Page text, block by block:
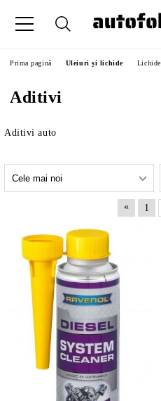
Prima pagină Uleiuri și lichide Lichide
Aditivi
Aditivi auto
« 1